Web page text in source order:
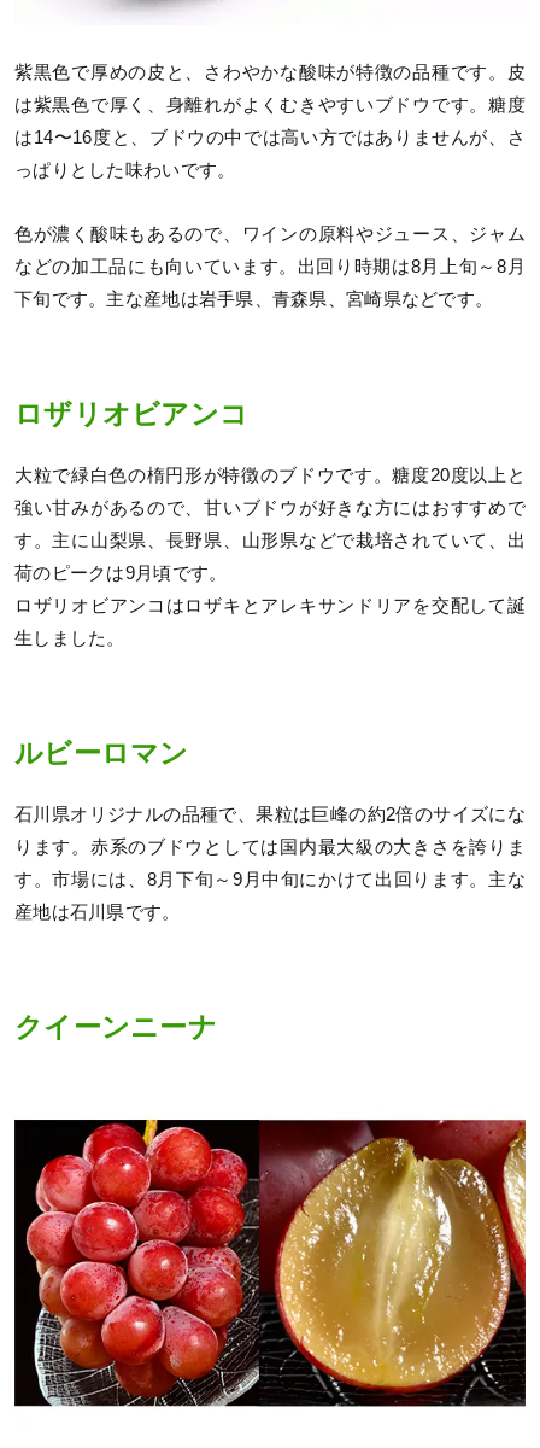
紫黒色で厚めの皮と、さわやかな酸味が特徴の品種です。皮
は紫黒色で厚く、身離れがよくむきやすいブドウです。糖度
は14〜16度と、ブドウの中では高い方ではありませんが、さ
っぱりとした味わいです。
色が濃く酸味もあるので、ワインの原料やジュース、ジャム
などの加工品にも向いています。出回り時期は8月上旬～8月
下旬です。主な産地は岩手県、青森県、宮崎県などです。
ロザリオビアンコ
大粒で緑白色の楕円形が特徴のブドウです。糖度20度以上と
強い甘みがあるので、甘いブドウが好きな方にはおすすめで
す。主に山梨県、長野県、山形県などで栽培されていて、出
荷のピークは9月頃です。
ロザリオビアンコはロザキとアレキサンドリアを交配して誕
生しました。
ルビーロマン
石川県オリジナルの品種で、果粒は巨峰の約2倍のサイズにな
ります。赤系のブドウとしては国内最大級の大きさを誇りま
す。市場には、8月下旬～9月中旬にかけて出回ります。主な
産地は石川県です。
クイーンニーナ